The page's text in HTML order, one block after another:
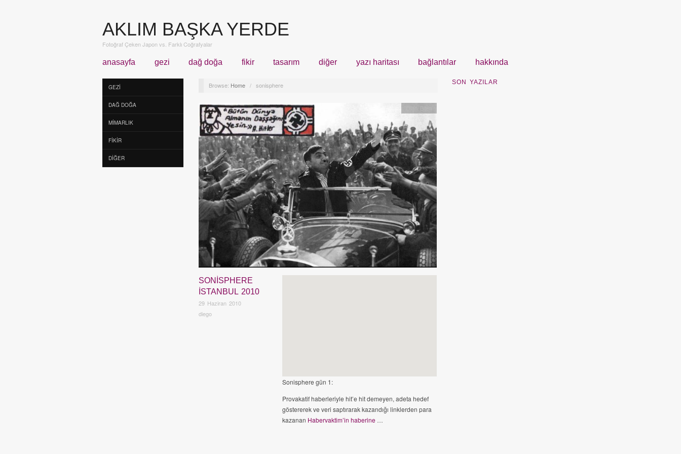
AKLIM BAŞKA YERDE
Fotoğraf Çeken Japon vs. Farklı Coğrafyalar
anasayfa gezi dağ doğa fikir tasarım diğer yazı haritası bağlantılar hakkında
GEZI
DAĞ DOĞA
MIMARLIK
FIKIR
DIĞER
Browse: Home / sonisphere
SONISPHERE
İSTANBUL 2010
29 Haziran 2010
diego
Sonisphere gün 1:
Provakatif haberleriyle hit’e hit demeyen, adeta hedef
göstererek ve veri saptırarak kazandığı linklerden para
kazanan Habervaktim’in haberine …
SON YAZILAR